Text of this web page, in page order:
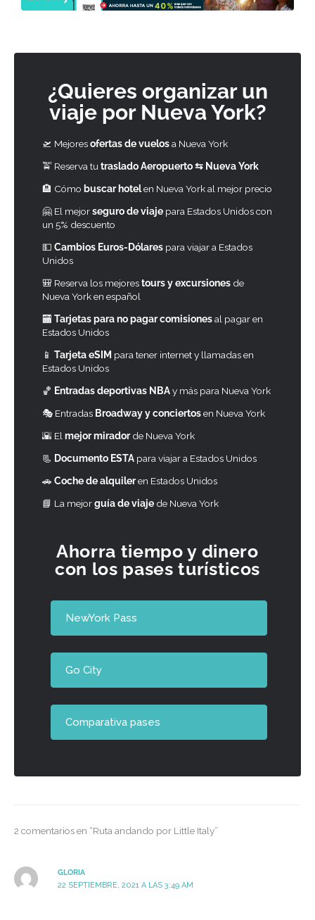
¿Quieres organizar un
viaje por Nueva York?
🛫 Mejoresofertas de vuelosa Nueva York
🚖 Reserva tu traslado Aeropuerto ⇆ Nueva York
🏨 Cómo buscar hotelen Nueva York al mejor precio
🤗 El mejorseguro de viaje para Estados Unidos con
un 5% descuento
💵 Cambios Euros-Dólares para viajar a Estados
Unidos
🎒 Reserva los mejorestours y excursiones de
Nueva York en español
🏧 Tarjetas para no pagar comisionesal pagar en
Estados Unidos
📱 Tarjeta eSIM para tener internet y llamadas en
Estados Unidos
🏀 Entradas deportivas NBAy más para Nueva York
🎭 Entradas Broadway y conciertosen Nueva York
🌇 El mejor miradorde Nueva York
📃 Documento ESTA para viajar a Estados Unidos
🚗 Coche de alquileren Estados Unidos
📘 La mejorguía de viaje de Nueva York
Ahorra tiempo y dinero
con los pases turísticos
NewYork Pass
Go City
Comparativa pases
2 comentarios en “Ruta andando por Little Italy”
GLORIA
22 SEPTIEMBRE, 2021 A LAS 3:49 AM